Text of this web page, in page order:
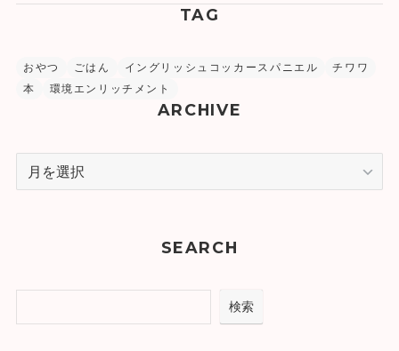
TAG
おやつ ごはん イングリッシュコッカースパニエル
チワワ
本
環境エンリッチメント
ARCHIVE
ー
SEARCH
検索